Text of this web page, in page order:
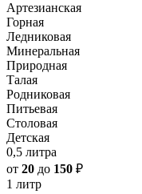
Артезианская
Горная
Ледниковая
Минеральная
Природная
Талая
Родниковая
Питьевая
Столовая
Детская
0,5 литра
от 20 до 150 ₽
1 литр